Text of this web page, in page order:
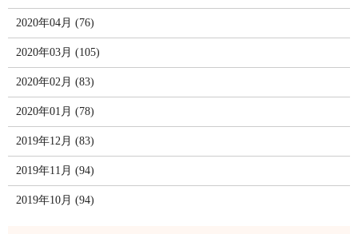
2020年04月 (76)
2020年03月 (105)
2020年02月 (83)
2020年01月 (78)
2019年12月 (83)
2019年11月 (94)
2019年10月 (94)